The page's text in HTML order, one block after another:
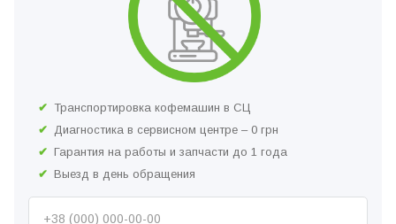
Транспортировка кофемашин в СЦ
Диагностика в сервисном центре – 0 грн
Гарантия на работы и запчасти до 1 года
Выезд в день обращения